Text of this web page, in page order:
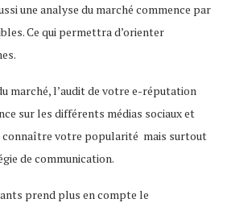
une analyse du marché commence par
Ce qui permettra d’orienter
marché, l’audit de votre e-réputation
sur les différents médias sociaux et
connaître votre popularité mais surtout
de communication.
prend plus en compte le